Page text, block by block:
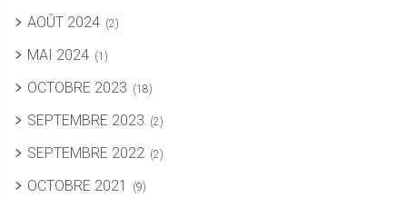
AOÛT 2024 (2)
MAI 2024 (1)
OCTOBRE 2023 (18)
SEPTEMBRE 2023 (2)
SEPTEMBRE 2022 (2)
OCTOBRE 2021 (9)